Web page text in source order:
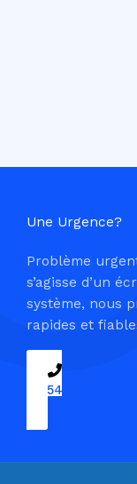
Une Urgence?
Problème
s’agisse d’un
système, nous
rapides et
09 54 37 04 03